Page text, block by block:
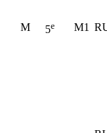
M 5e M1